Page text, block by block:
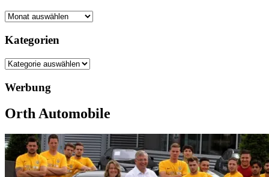
Archiv
Kategorien
Kategorien
Werbung
Orth Automobile